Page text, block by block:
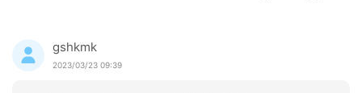
gshkmk
2023/03/23 09:39